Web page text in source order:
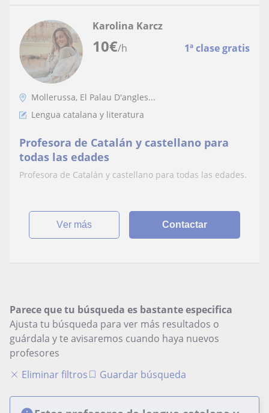
10€/h 1ª clase gratis
Karolina Karcz
Mollerussa, El Palau D'angles...
Lengua catalana y literatura
Profesora de Catalán y castellano para
todas las edades
Profesora de Catalán y castellano para todas las edades.
ver más Contactar
Parece que tu búsqueda es bastante especifica
Ajusta tu búsqueda para ver más resultados o
guárdala y te avisaremos cuando haya nuevos
profesores
Eliminar filtros
Guardar búsqueda